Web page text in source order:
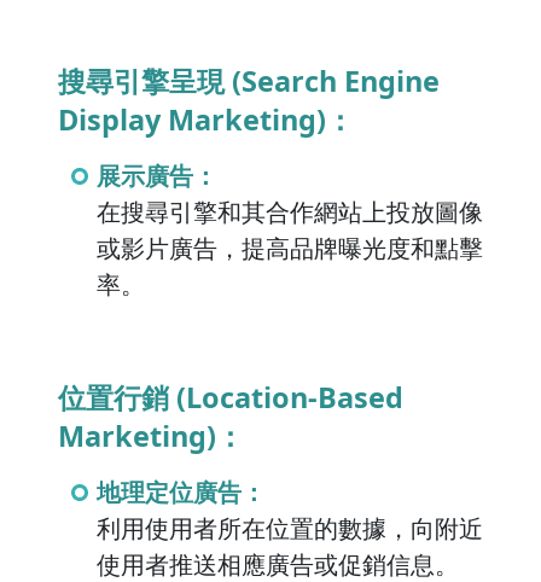
搜尋引擎呈現 (Search Engine
Display Marketing)：
展示廣告：
在搜尋引擎和其合作網站上投放圖像
或影片廣告，提高品牌曝光度和點擊
率。
位置行銷 (Location-Based
Marketing)：
地理定位廣告：
利用使用者所在位置的數據，向附近
使用者推送相應廣告或促銷信息。